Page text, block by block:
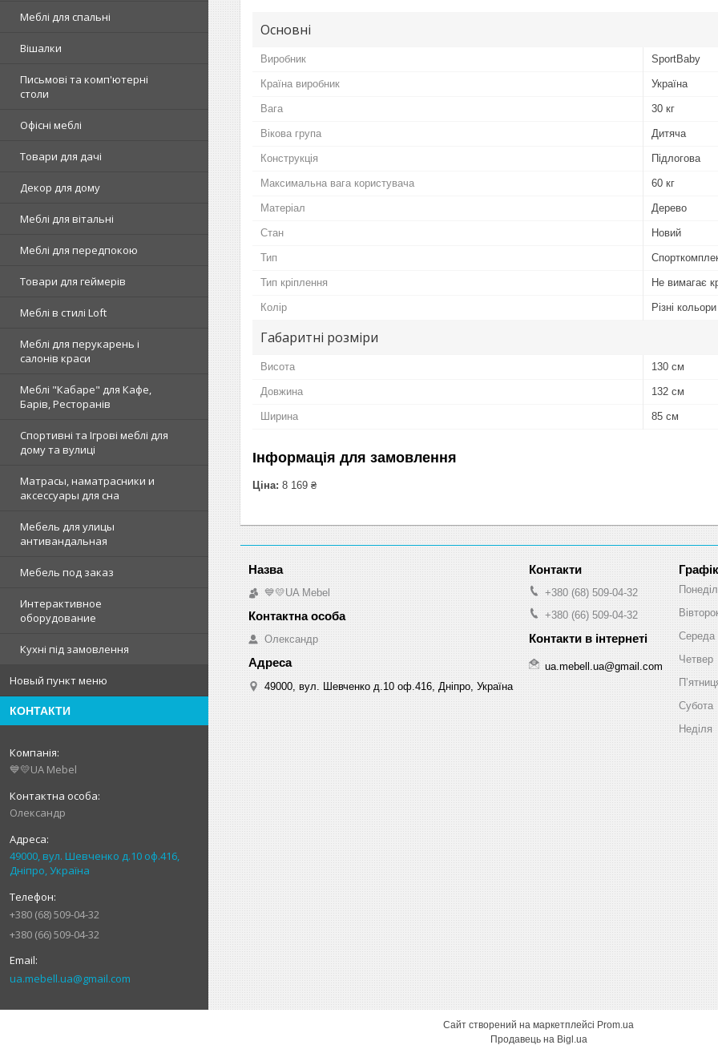
Меблі для спальні
Вішалки
Письмові та комп'ютерні
столи
Офісні меблі
Товари для дачі
Декор для дому
Меблі для вітальні
Меблі для передпокою
Товари для геймерів
Меблі в стилі Loft
Меблі для перукарень і
салонів краси
Меблі "Кабаре" для Кафе,
Барів, Ресторанів
Спортивні та Ігрові меблі для
дому та вулиці
Матрасы, наматрасники и
аксессуары для сна
Мебель для улицы
антивандальная
Мебель под заказ
Интерактивное
оборудование
Кухні під замовлення
Новый пункт меню
КОНТАКТИ
💙💛UA Mebel
Олександр
49000, вул. Шевченко д.10 оф.416,
Дніпро, Україна
+380 (68) 509-04-32
+380 (66) 509-04-32
ua.mebell.ua@gmail.com
Основні
Виробник SportBaby
Країна виробник Україна
Вага 30 кг
Вікова група Дитяча
Конструкція Підлогова
Максимальна вага користувача 60 кг
Матеріал Дерево
Стан Новий
Тип
Тип кріплення Не вимагає
Колір Різні кольори
Габаритні розміри
Висота 130 см
Довжина 132 см
Ширина 85 см
Інформація для замовлення
Ціна: 8 169 ₴
💙💛UA Mebel
Олександр
49000, вул. Шевченко д.10 оф.416, Дніпро, Україна
+380 (68) 509-04-32
+380 (66) 509-04-32
ua.mebell.ua@gmail.com
Середа
Четвер
Субота
Неділя
Сайт створений на маркетплейсі Prom.ua
Продавець на Bigl.ua